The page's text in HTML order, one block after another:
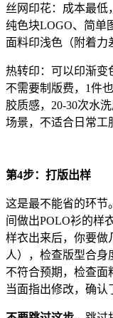
丝网印花：成本最低
纯色块LOGO、简单
面料印浅色（附着力
热转印：可以印渐变
不需要制版费，1件
胶质感，20-30次水
场景，不适合日常工
第4步：打版出样
这是最不能省的环节
间做出POLO衫的样
样衣出来后，你要做
人），检查版型合身
不符合预期，检查面
当面指出修改，确认